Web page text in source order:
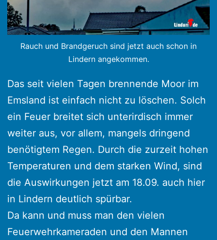
Rauch und Brandgeruch sind jetzt auch schon in
Lindern angekommen.
Das seit vielen Tagen brennende Moor im
Emsland ist einfach nicht zu löschen. Solch
ein Feuer breitet sich unterirdisch immer
weiter aus, vor allem, mangels dringend
benötigtem Regen. Durch die zurzeit hohen
Temperaturen und dem starken Wind, sind
die Auswirkungen jetzt am 18.09. auch hier
in Lindern deutlich spürbar.
Da kann und muss man den vielen
Feuerwehrkameraden und den Mannen